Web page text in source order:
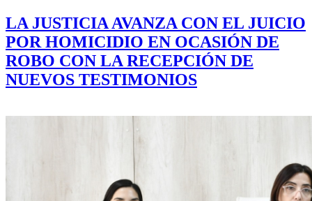
LA JUSTICIA AVANZA CON EL JUICIO
POR HOMICIDIO EN OCASIÓN DE
ROBO CON LA RECEPCIÓN DE
NUEVOS TESTIMONIOS